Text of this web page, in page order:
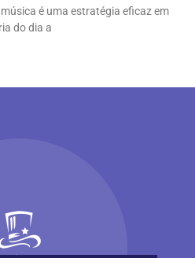
é uma estratégia eficaz em
do dia a